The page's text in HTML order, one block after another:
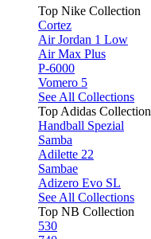
Top Nike Collection
Cortez
Air Jordan 1 Low
Air Max Plus
P-6000
Vomero 5
See All Collections
Top Adidas Collection
Handball Spezial
Samba
Adilette 22
Sambae
Adizero Evo SL
See All Collections
Top NB Collection
530